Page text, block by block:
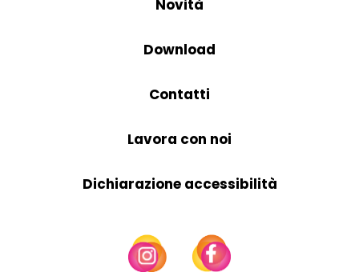
Novità
Download
Contatti
Lavora con noi
Dichiarazione accessibilità